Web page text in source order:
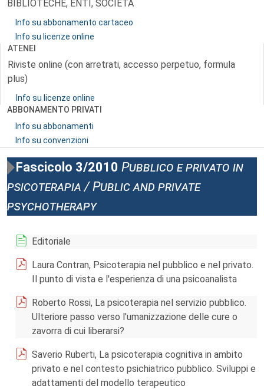
BIBLIOTECHE, ENTI, SOCIETÀ
Info su abbonamento cartaceo
Info su licenze online
ATENEI
Riviste online (con arretrati, accesso perpetuo, formula
plus)
Info su licenze online
ABBONAMENTO PRIVATI
Info su abbonamenti
Info su convenzioni
Fascicolo 3/2010 Pubblico e privato in
psicoterapia / Public and private
psychotherapy
Editoriale
Laura Contran, Psicoterapia nel pubblico e nel privato.
Il punto di vista e l'esperienza di una psicoanalista
Roberto Rossi, La psicoterapia nel servizio pubblico.
Ulteriore passo verso l’umanizzazione delle cure o
zavorra di cui liberarsi?
Saverio Ruberti, La psicoterapia cognitiva in ambito
privato e nel contesto psichiatrico pubblico. Sviluppi e
adattamenti del modello terapeutico